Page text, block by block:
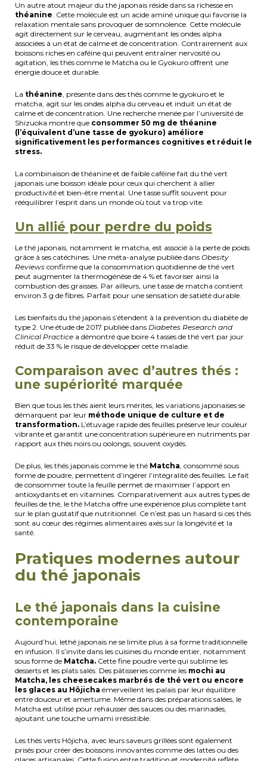
Un autre atout majeur du thé japonais réside dans sa richesse en
théanine. Cette molécule est un acide aminé unique qui favorise la
relaxation mentale sans provoquer de somnolence. Cette molécule
agit directement sur le cerveau, augmentant les ondes alpha
associées à un état de calme et de concentration. Contrairement aux
boissons riches en caféine qui peuvent entraîner nervosité ou
agitation, les thés comme le Matcha ou le Gyokuro offrent une
énergie douce et durable.
La théanine, présente dans des thés comme le gyokuro et le
matcha, agit sur les ondes alpha du cerveau et induit un état de
calme et de concentration. Une recherche menée par l’université de
Shizuoka montre que consommer 50 mg de théanine
(l’équivalent d’une tasse de gyokuro) améliore
significativement les performances cognitives et réduit le
stress.
La combinaison de théanine et de faible caféine fait du thé vert
japonais une boisson idéale pour ceux qui cherchent à allier
productivité et bien-être mental. Une tasse suffit souvent pour
rééquilibrer l’esprit dans un monde où tout va trop vite.
Un allié pour perdre du poids
Le thé japonais, notamment le matcha, est associé à la perte de poids
grâce à ses catéchines. Une méta-analyse publiée dans Obesity
Reviews confirme que la consommation quotidienne de thé vert
peut augmenter la thermogénèse de 4 % et favoriser ainsi la
combustion des graisses. Par ailleurs, une tasse de matcha contient
environ 3 g de fibres. Parfait pour une sensation de satiété durable.
Les bienfaits du thé japonais s’étendent à la prévention du diabète de
type 2. Une étude de 2017 publiée dans Diabetes Research and
Clinical Practice a démontré que boire 4 tasses de thé vert par jour
réduit de 33 % le risque de développer cette maladie.
Comparaison avec d’autres thés :
une supériorité marquée
Bien que tous les thés aient leurs mérites, les variations japonaises se
démarquent par leur méthode unique de culture et de
transformation. L’étuvage rapide des feuilles préserve leur couleur
vibrante et garantit une concentration supérieure en nutriments par
rapport aux thés noirs ou oolongs, souvent oxydés.
De plus, les thés japonais comme le thé Matcha, consommé sous
forme de poudre, permettent d’ingérer l’intégralité des feuilles. Le fait
de consommer toute la feuille permet de maximiser l’apport en
antioxydants et en vitamines. Comparativement aux autres types de
feuilles de thé, le thé Matcha offre une expérience plus complète tant
sur le plan gustatif que nutritionnel. Ce n’est pas un hasard si ces thés
sont au cœur des régimes alimentaires axés sur la longévité et la
santé.
Pratiques modernes autour
du thé japonais
Le thé japonais dans la cuisine
contemporaine
Aujourd’hui, lethé japonais ne se limite plus à sa forme traditionnelle
en infusion. Il s’invite dans les cuisines du monde entier, notamment
sous forme de Matcha. Cette fine poudre verte qui sublime les
desserts et les plats salés. Des pâtisseries comme les mochi au
Matcha, les cheesecakes marbrés de thé vert ou encore
les glaces au Hôjicha émerveillent les palais par leur équilibre
entre douceur et amertume. Même dans des préparations salées, le
Matcha est utilisé pour rehausser des sauces ou des marinades,
ajoutant une touche umami irrésistible.
Les thés verts Hôjicha, avec leurs saveurs grillées sont également
prisés pour créer des boissons innovantes comme des lattes ou des